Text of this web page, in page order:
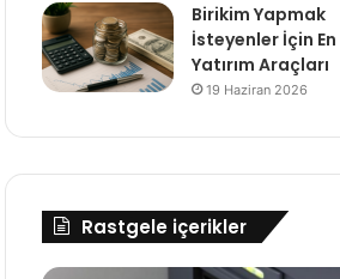
Birikim Yapmak
İsteyenler İçin
Yatırım Araçları
19 Haziran 2026
Rastgele içerikler